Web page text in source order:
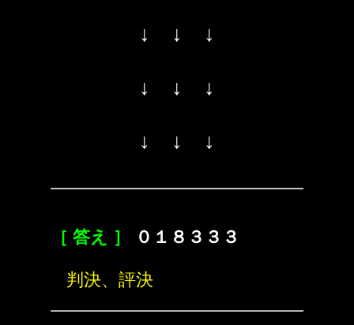
↓ ↓ ↓
↓ ↓ ↓
↓ ↓ ↓
［ 答え ］ ０１８３３３
判決、評決